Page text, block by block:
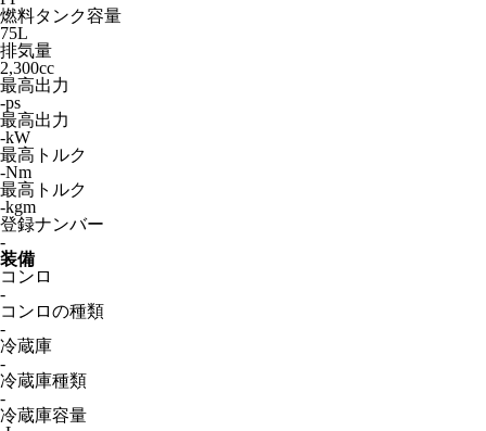
燃料タンク容量
75L
排気量
2,300cc
最高出力
-ps
最高出力
-kW
最高トルク
-Nm
最高トルク
-kgm
登録ナンバー
-
装備
コンロ
-
コンロの種類
-
冷蔵庫
-
冷蔵庫種類
-
冷蔵庫容量